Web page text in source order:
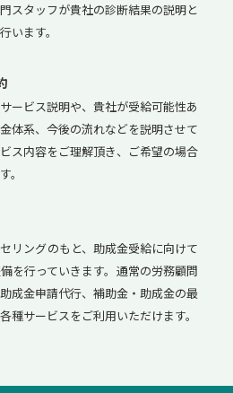
スタッフが貴社の診断結果の説明と
います。
ービス説明や、貴社が受給可能性あ
体系、今後の流れなどを説明させて
ス内容をご理解頂き、ご希望の場合
。
リングのもと、助成金受給に向けて
を行っていきます。通常の労務顧問
成金申請代行、補助金・助成金の最
種サービスをご利用いただけます。